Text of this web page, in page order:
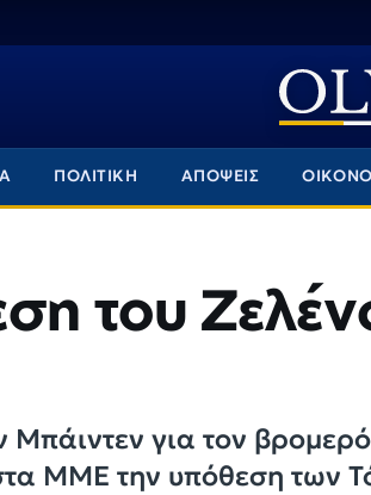
ΠΟΛΙΤΙΚΗ ΑΠΟΨΕΙΣ
του
Μπάιντεν για τον
ΜΜΕ την υπόθεση των